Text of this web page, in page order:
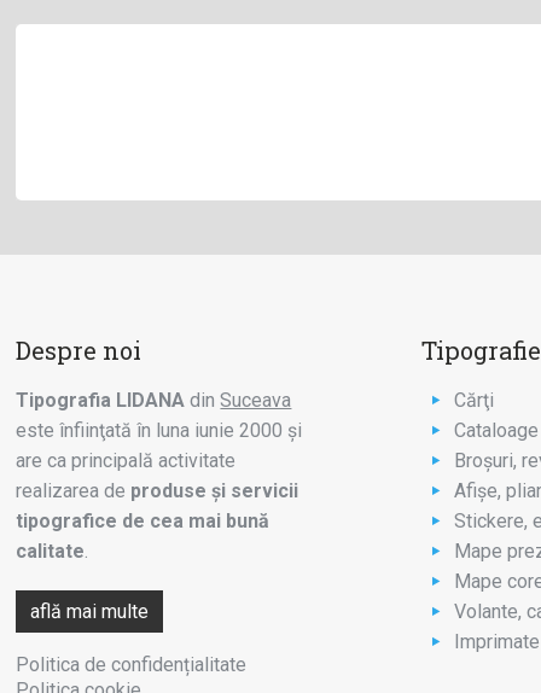
Despre noi
Tipografia LIDANA dinSuceava
este înfiinţată în luna iunie 2000 şi
are ca principală activitate
realizarea de produse şi servicii
tipografice de cea mai bună
calitate.
află mai multe
Politica de confidențialitate
Tipografie
Cărţi
Broşuri,
Afişe,
Stickere,
Mape
Mape
Volante,